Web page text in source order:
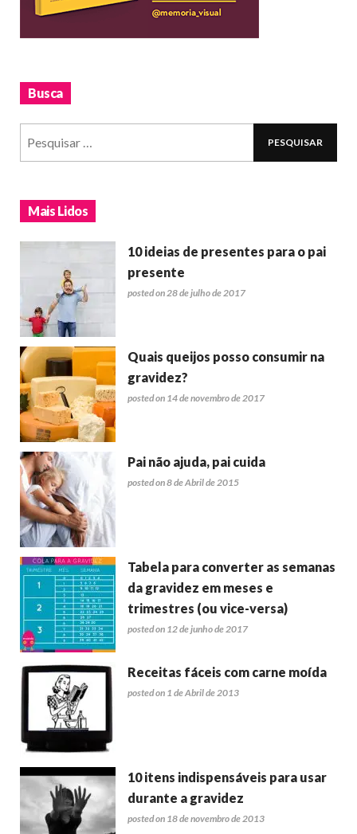
Busca
Mais Lidos
10 ideias de presentes para o pai
presente
posted on 28 de julho de 2017
Quais queijos posso consumir na
gravidez?
posted on 14 de novembro de 2017
Pai não ajuda, pai cuida
posted on 8 de Abril de 2015
Tabela para converter as semanas
da gravidez em meses e
trimestres (ou vice-versa)
posted on 12 de junho de 2017
Receitas fáceis com carne moída
posted on 1 de Abril de 2013
10 itens indispensáveis para usar
durante a gravidez
posted on 18 de novembro de 2013